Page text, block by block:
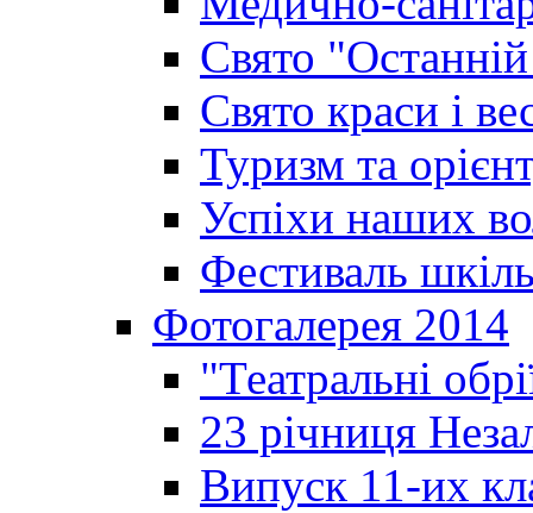
Свято
Свято краси і
Туризм та
Успіхи наших
Фестиваль
Фотогалерея 2014
"Театральні
23 річниця
Випуск 11-их